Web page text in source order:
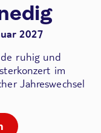
2027
ruhig und
im
Jahreswechsel